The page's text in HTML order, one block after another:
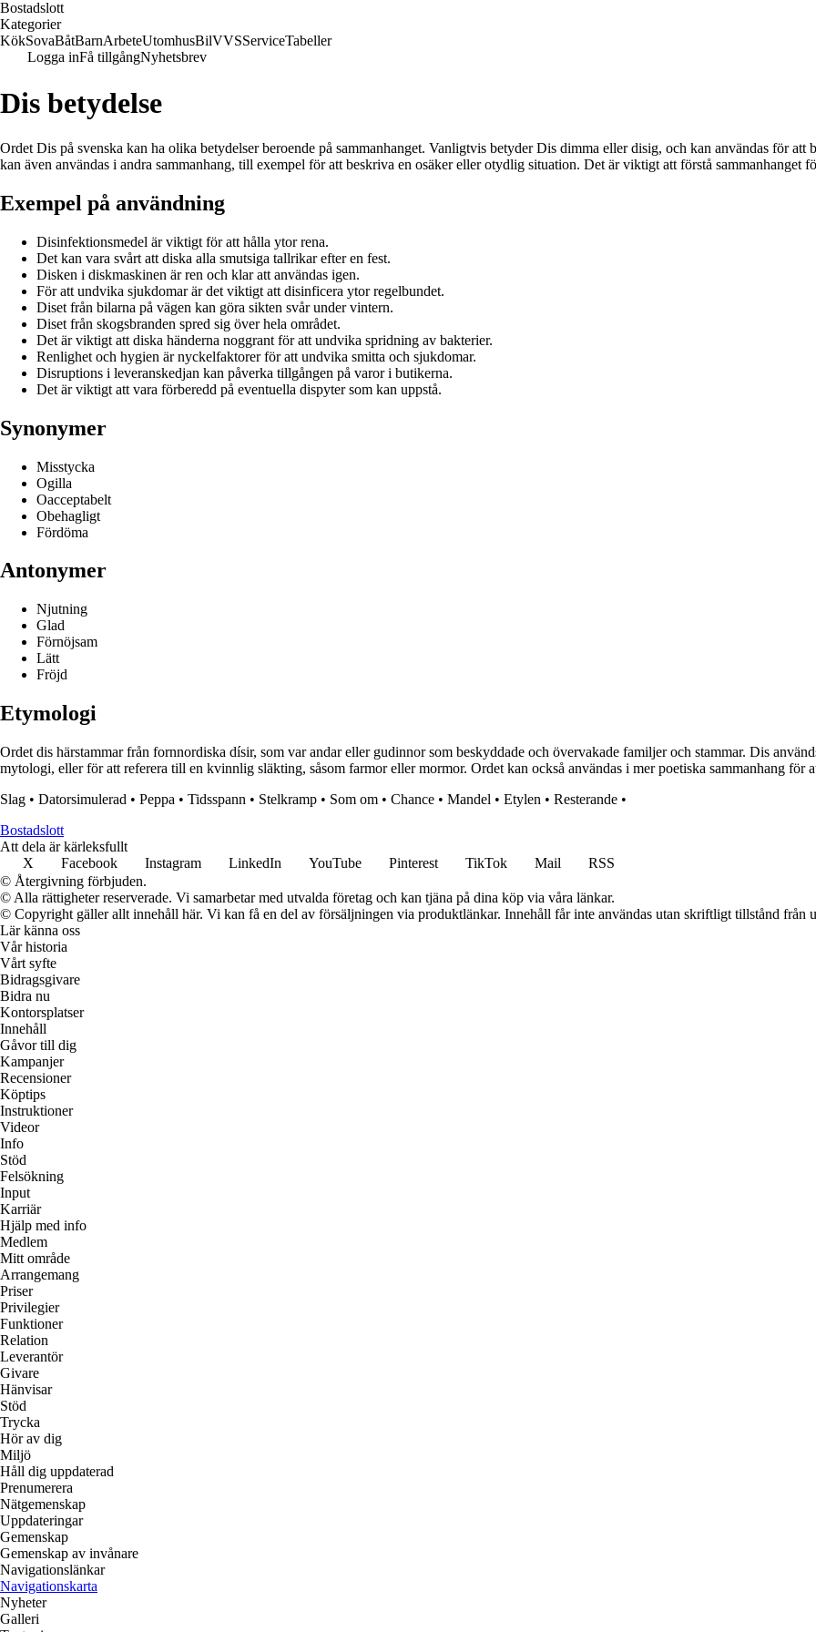
Bostadslott
Kategorier
KökSovaBåtBarnArbeteUtomhusBilVVSServiceTabeller
Logga inFå tillgångNyhetsbrev
Dis betydelse
Ordet Dis på svenska kan ha olika betydelser beroende på sammanhanget. Vanligtvis betyder Dis dimma eller disig, och kan användas för
kan även användas i andra sammanhang, till exempel för att beskriva en osäker eller otydlig situation. Det är viktigt att förstå sammanhanget
Exempel på användning
Disinfektionsmedel är viktigt för att hålla ytor rena.
Det kan vara svårt att diska alla smutsiga tallrikar efter en fest.
Disken i diskmaskinen är ren och klar att användas igen.
För att undvika sjukdomar är det viktigt att disinficera ytor regelbundet.
Diset från bilarna på vägen kan göra sikten svår under vintern.
Diset från skogsbranden spred sig över hela området.
Det är viktigt att diska händerna noggrant för att undvika spridning av bakterier.
Renlighet och hygien är nyckelfaktorer för att undvika smitta och sjukdomar.
Disruptions i leveranskedjan kan påverka tillgången på varor i butikerna.
Det är viktigt att vara förberedd på eventuella dispyter som kan uppstå.
Synonymer
Misstycka
Ogilla
Oacceptabelt
Obehagligt
Fördöma
Antonymer
Njutning
Glad
Förnöjsam
Lätt
Fröjd
Etymologi
Ordet dis härstammar från fornnordiska dísir, som var andar eller gudinnor som beskyddade och övervakade familjer och stammar. Dis
mytologi, eller för att referera till en kvinnlig släkting, såsom farmor eller mormor. Ordet kan också användas i mer poetiska sammanhang för
Slag • Datorsimulerad • Peppa • Tidsspann • Stelkramp • Som om • Chance • Mandel • Etylen • Resterande •
Bostadslott
Att dela är kärleksfullt
X
Facebook Instagram LinkedIn YouTube Pinterest TikTok Mail
RSS
© Återgivning förbjuden.
© Alla rättigheter reserverade. Vi samarbetar med utvalda företag och kan tjäna på dina köp via våra länkar.
© Copyright gäller allt innehåll här. Vi kan få en del av försäljningen via produktlänkar. Innehåll får inte användas utan skriftligt tillstånd från
Lär känna oss
Vår historia
Vårt syfte
Bidragsgivare
Bidra nu
Kontorsplatser
Innehåll
Gåvor till dig
Kampanjer
Recensioner
Köptips
Instruktioner
Videor
Info
Stöd
Felsökning
Input
Karriär
Hjälp med info
Medlem
Mitt område
Arrangemang
Priser
Privilegier
Funktioner
Relation
Leverantör
Givare
Hänvisar
Stöd
Trycka
Hör av dig
Miljö
Håll dig uppdaterad
Prenumerera
Nätgemenskap
Uppdateringar
Gemenskap
Gemenskap av invånare
Navigationslänkar
Navigationskarta
Nyheter
Galleri